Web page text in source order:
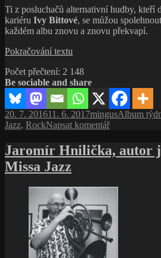
Ti z posluchačů alternativní hudby, kteří
kariéru Ivy Bittové, se můžou
každém albu znovu a znovu překvapí.
Pokračování textu
with
Bang
On
A Can
All-
Stars:
(2005,
Indies
Počet přečtení: 2 148
Be sociable and share
Publikováno:
20. 7. 201611. 6. 2017Autor:
mingusRubriky:
Album
Jazz, RockNapsat komentářpro
názvem
with
A Can
All-
Stars:
Jaromír Hnilička, autor
Missa Jazz